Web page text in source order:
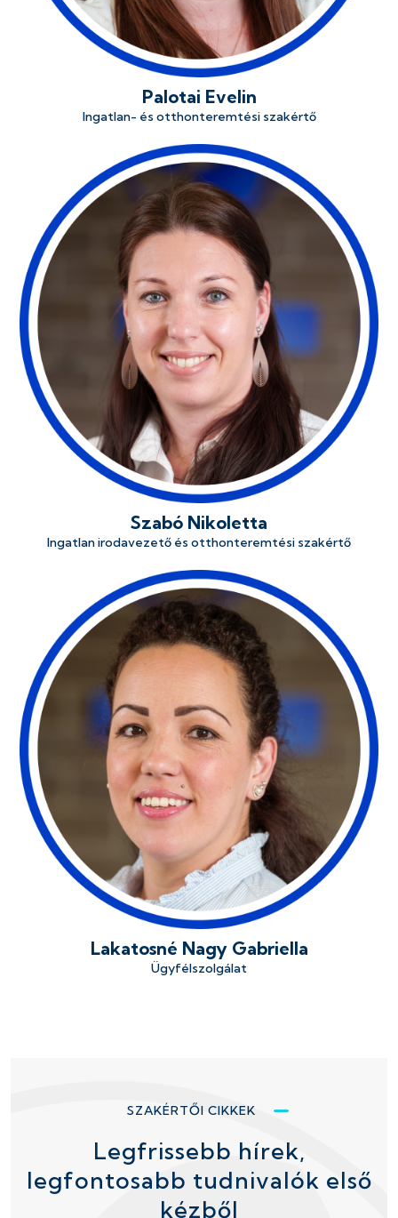
Palotai Evelin
Ingatlan- és otthonteremtési szakértő
Szabó Nikoletta
Ingatlan irodavezető és otthonteremtési szakértő
Lakatosné Nagy Gabriella
Ügyfélszolgálat
SZAKÉRTŐI CIKKEK
Legfrissebb hírek,
legfontosabb tudnivalók első
kézből